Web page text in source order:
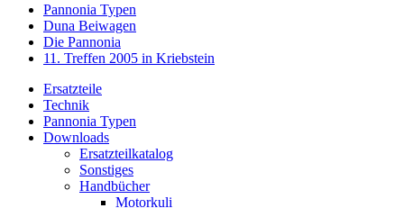
Pannonia Typen
Duna Beiwagen
Die Pannonia
11. Treffen 2005 in Kriebstein
Ersatzteile
Technik
Pannonia Typen
Downloads
Ersatzteilkatalog
Sonstiges
Handbücher
Motorkuli